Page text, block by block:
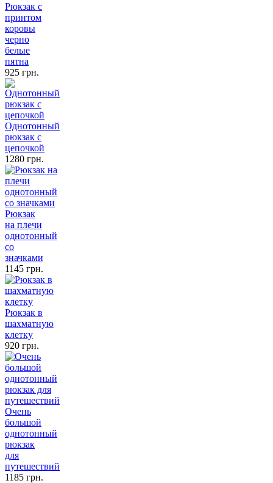
Рюкзак с
принтом
коровы
черно
белые
пятна
925 грн.
Однотонный
рюкзак с
цепочкой
1280 грн.
Рюкзак
на плечи
однотонный
со
значками
1145 грн.
Рюкзак в
шахматную
клетку
920 грн.
Очень
большой
однотонный
рюкзак
для
путешествий
1185 грн.